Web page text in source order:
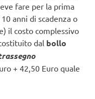
fare per la prima
anni di scadenza o
il costo complessivo
dal bollo
+ 42,50 Euro quale